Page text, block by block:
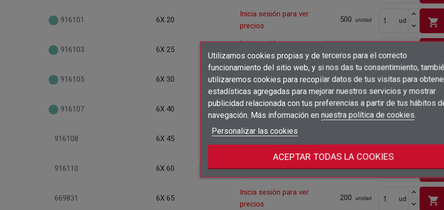
Añadir a la lista de deseos×
add_circle_outline
Crear lista de deseos ×
Nombre de la lista de deseos
Crear lista de deseos
Iniciar sesión ×
Debe iniciar sesión para guardar productos en su lista de deseos.
Utilizamos cookies propias y de terceros para el correcto
funcionamiento del sitio web, y si nos das tu consentimiento,
utilizaremos cookies para recopilar datos de tus visitas para
estadísticas agregadas para mejorar nuestros servicios y mostrar
publicidad relacionada con tus preferencias a partir de tus hábitos
navegación. Más información en nuestra política de cookies.
Personalizar las cookies
ACEPTAR TODAS LA COOKIES
916101 6X 20
Inicia sesión para ver
precios
500 unidad ud shopping_cart
916103 6X 25
Inicia sesión para ver
precios
916105 6X 30
Inicia sesión para ver
400 unidad ud shopping_cart
916107 6X 40
Inicia sesión para ver
precios
200
916108 6X 45
Inicia sesión para ver
precios
916110 6X 60
Inicia sesión para ver
200 unidad ud shopping_cart
669831 6X 65
Inicia sesión para ver
precios
200 unidad ud shopping_cart